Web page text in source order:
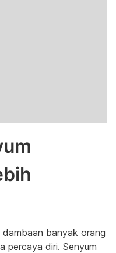
dambaan banyak orang
percaya diri. Senyum